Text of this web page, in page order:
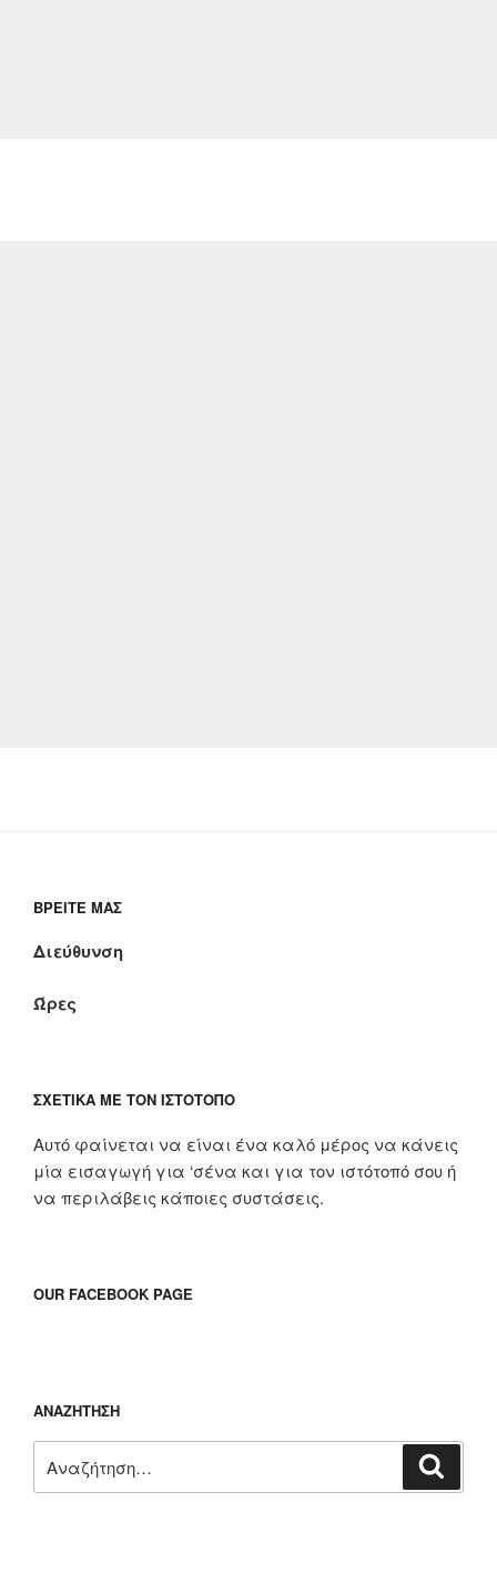
ΒΡΕΊΤΕ ΜΑΣ
Διεύθυνση
Ώρες
ΣΧΕΤΙΚΆ ΜΕ ΤΟΝ ΙΣΤΌΤΟΠΟ
Αυτό φαίνεται να είναι ένα καλό μέρος να κάνεις
μία εισαγωγή για ‘σένα και για τον ιστότοπό σου ή
να περιλάβεις κάποιες συστάσεις.
OUR FACEBOOK PAGE
ΑΝΑΖΉΤΗΣΗ
για: